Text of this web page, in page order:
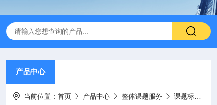
产品中心
当前位置：首页 产品中心 整体课题服务 课题标书设计项目申报